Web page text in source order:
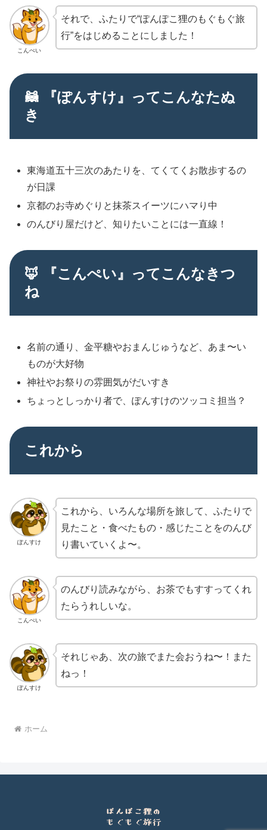
こんぺい
それで、ふたりで“ぽんぽこ狸のもぐもぐ旅
行”をはじめることにしました！
🦝 『ぽんすけ』ってこんなたぬ
き
東海道五十三次のあたりを、てくてくお散歩するの
が日課
京都のお寺めぐりと抹茶スイーツにハマり中
のんびり屋だけど、知りたいことには一直線！
🦊 『こんぺい』ってこんなきつ
ね
名前の通り、金平糖やおまんじゅうなど、あま〜い
ものが大好物
神社やお祭りの雰囲気がだいすき
ちょっとしっかり者で、ぽんすけのツッコミ担当？
これから
ぽんすけ
これから、いろんな場所を旅して、ふたりで
見たこと・食べたもの・感じたことをのんび
り書いていくよ〜。
こんぺい
のんびり読みながら、お茶でもすすってくれ
たらうれしいな。
ぽんすけ
それじゃあ、次の旅でまた会おうね〜！また
ねっ！
ホーム